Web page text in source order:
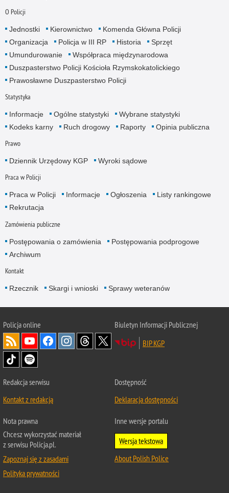
O Policji
Jednostki Kierownictwo
Komenda Główna Policji
Organizacja
Policja w III RP Historia
Sprzęt
Umundurowanie
Współpraca międzynarodowa
Duszpasterstwo Policji Kościoła Rzymskokatolickiego
Prawosławne Duszpasterstwo Policji
Statystyka
Informacje Ogólne statystyki
Wybrane statystyki
Kodeks karny
Ruch drogowy Raporty Opinia publiczna
Prawo
Dziennik Urzędowy KGP Wyroki sądowe
Praca w Policji
Praca w Policji Informacje Ogłoszenia
Listy rankingowe
Rekrutacja
Zamówienia publiczne
Postępowania o zamówienia
Postępowania podprogowe
Archiwum
Kontakt
Rzecznik Skargi i wnioski Sprawy weteranów
Policjaonline
Biuletyn Informacji Publicznej
BIP KGP
Redakcja serwisu
Kontakt z redakcją
Dostępność
Deklaracja dostępności
Nota prawna
Chcesz wykorzystać materiał
z serwisu Policja.pl.
Zapoznaj się z zasadami
Polityka prywatności
Inne wersje portalu
Wersja tekstowa
About Polish Police